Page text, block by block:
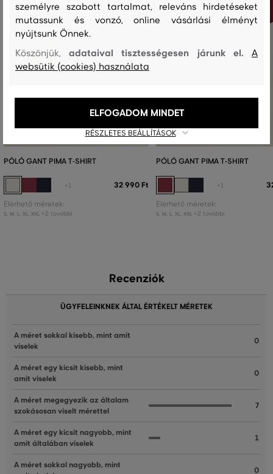
PÓLÓ GANT PIMA T-SHIRT
+1 32 990 Ft
Elérhető méretek:
S M L XL XXL +2 további
PÓLÓ GANT PIMA T-SHIRT
+1
Elérhető méretek:
S M L XL XXL +2 további
Recenziók
ÜGYFELEINKNEK ÁLTAL ÉRTÉKELT MÉRETEK
A méret sokkal kisebb, mint amit
viselek
0
A méret egy kicsit kisebb, mint
amit viselek
0
A méret megegyezik az általam
szokásosan viselt mérettel
7
A méret egy kicsit nagyobb, mint
amit általában viselek
1
A méret sokkal nagyobb, mint
0
személyre szabott tartalmat, releváns hirdetéseket
mutassunk és vonzó, online vásárlási élményt
nyújtsunk Önnek.
Köszönjük,adataival tisztességesen járunk el.A
websütik (cookies) használata
RÉSZLETES BEÁLLÍTÁSOK
ELFOGADOM MINDET